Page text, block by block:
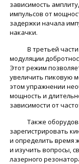
зависимость
импульсов от
задержки начала
накачки.
В третьей
модуляции
Этот режим
увеличить пиковую
этом упражнении
мощность и
зависимости от
Также
зарегистрировать
и определить время
и изучить вопросы,
лазерного